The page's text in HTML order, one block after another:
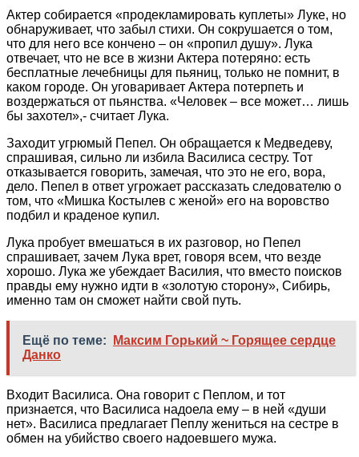
Актер собирается «продекламировать куплеты» Луке, но
обнаруживает, что забыл стихи. Он сокрушается о том,
что для него все кончено – он «пропил душу». Лука
отвечает, что не все в жизни Актера потеряно: есть
бесплатные лечебницы для пьяниц, только не помнит, в
каком городе. Он уговаривает Актера потерпеть и
воздержаться от пьянства. «Человек – все может… лишь
бы захотел»,- считает Лука.
Заходит угрюмый Пепел. Он обращается к Медведеву,
спрашивая, сильно ли избила Василиса сестру. Тот
отказывается говорить, замечая, что это не его, вора,
дело. Пепел в ответ угрожает рассказать следователю о
том, что «Мишка Костылев с женой» его на воровство
подбил и краденое купил.
Лука пробует вмешаться в их разговор, но Пепел
спрашивает, зачем Лука врет, говоря всем, что везде
хорошо. Лука же убеждает Василия, что вместо поисков
правды ему нужно идти в «золотую сторону», Сибирь,
именно там он сможет найти свой путь.
Ещё по теме:
Максим Горький ~ Горящее сердце
Данко
Входит Василиса. Она говорит с Пеплом, и тот
признается, что Василиса надоела ему – в ней «души
нет». Василиса предлагает Пеплу жениться на сестре в
обмен на убийство своего надоевшего мужа.